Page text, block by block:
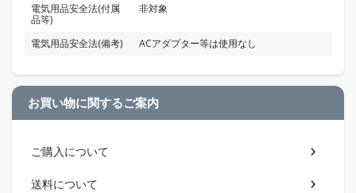
電気用品安全法(付属
品等)
非対象
電気用品安全法(備考) ACアダプター等は使用なし
お買い物に関するご案内
ご購入について
送料について